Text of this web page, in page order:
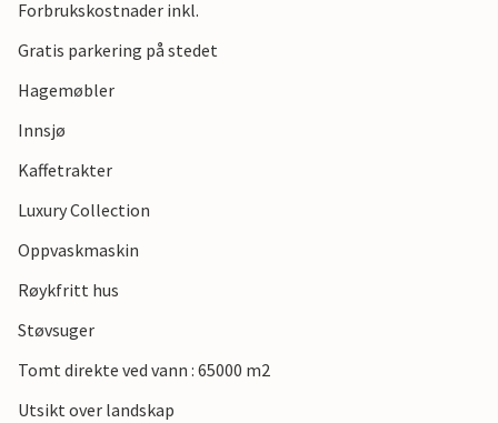
Forbrukskostnader inkl.
Gratis parkering på stedet
Hagemøbler
Innsjø
Kaffetrakter
Luxury Collection
Oppvaskmaskin
Røykfritt hus
Støvsuger
Tomt direkte ved vann : 65000 m2
Utsikt over landskap